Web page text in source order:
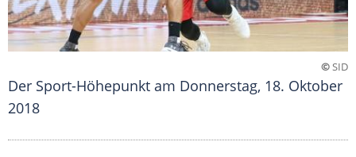
©SID
Der Sport-Höhepunkt am Donnerstag, 18. Oktober
2018